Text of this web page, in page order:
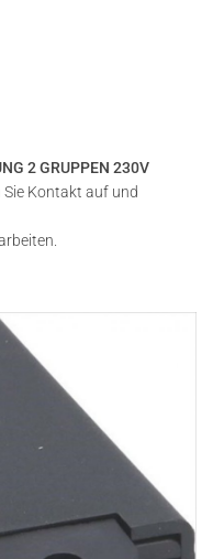
2 GRUPPEN 230V
Kontakt auf und